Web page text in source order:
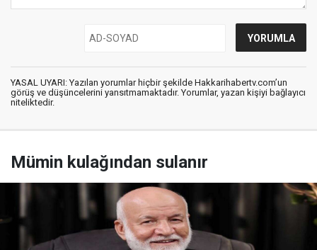
YASAL UYARI: Yazılan yorumlar hiçbir şekilde Hakkarihabertv.com’un
görüş ve düşüncelerini yansıtmamaktadır. Yorumlar, yazan kişiyi bağlayıcı
niteliktedir.
Mümin kulağından sulanır